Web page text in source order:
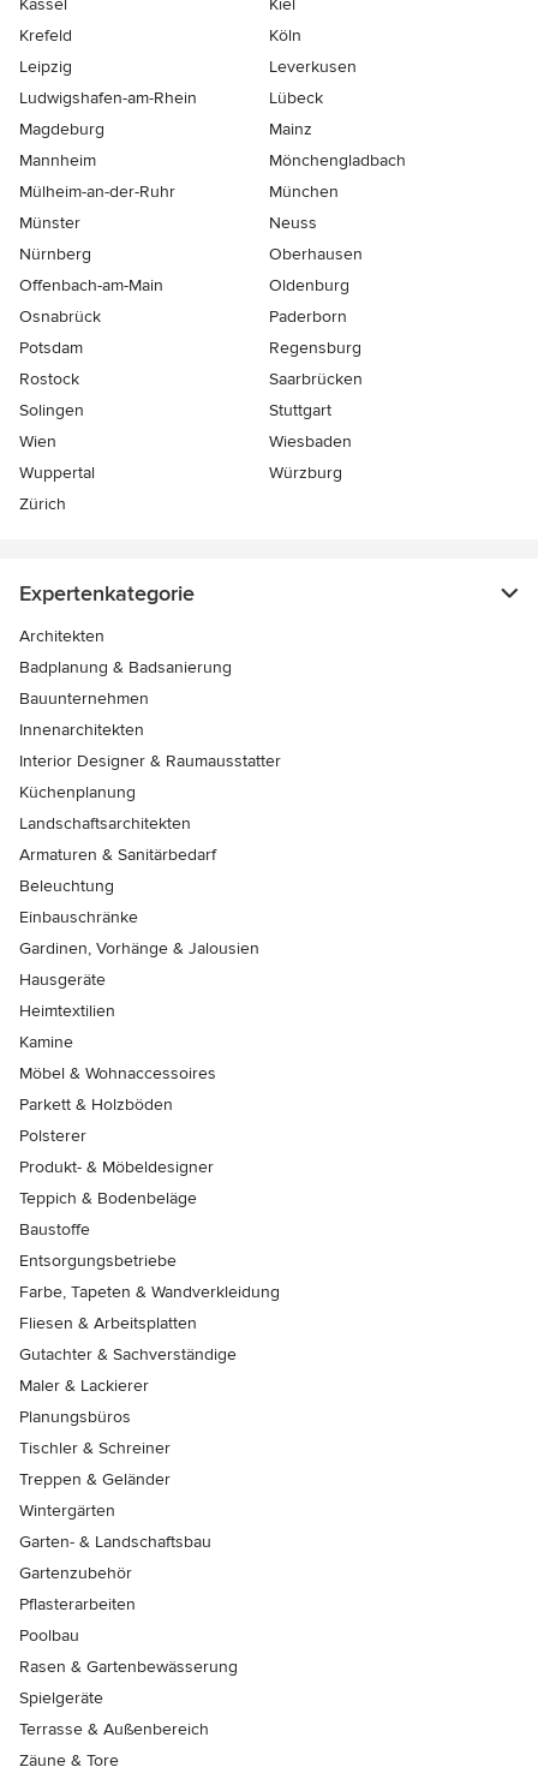
Kassel
Kiel
Krefeld
Köln
Leipzig
Leverkusen
Ludwigshafen-am-Rhein
Lübeck
Magdeburg
Mainz
Mannheim
Mönchen­gladbach
Mülheim-an-der-Ruhr
München
Münster
Neuss
Nürnberg
Oberhausen
Offenbach-am-Main
Oldenburg
Osnabrück
Paderborn
Potsdam
Regensburg
Rostock
Saarbrücken
Solingen
Stuttgart
Wien
Wiesbaden
Wuppertal
Würzburg
Zürich
Expertenkategorie
Architekten
Badplanung & Badsanierung
Bauunternehmen
Innenarchitekten
Interior Designer & Raumausstatter
Küchenplanung
Landschaftsarchitekten
Armaturen & Sanitärbedarf
Beleuchtung
Einbauschränke
Gardinen, Vorhänge & Jalousien
Hausgeräte
Heimtextilien
Kamine
Möbel & Wohnaccessoires
Parkett & Holzböden
Polsterer
Produkt- & Möbeldesigner
Teppich & Bodenbeläge
Baustoffe
Entsorgungsbetriebe
Farbe, Tapeten & Wandverkleidung
Fliesen & Arbeitsplatten
Gutachter & Sachverständige
Maler & Lackierer
Planungsbüros
Tischler & Schreiner
Treppen & Geländer
Wintergärten
Garten- & Landschaftsbau
Gartenzubehör
Pflasterarbeiten
Poolbau
Rasen & Gartenbewässerung
Spielgeräte
Terrasse & Außenbereich
Zäune & Tore